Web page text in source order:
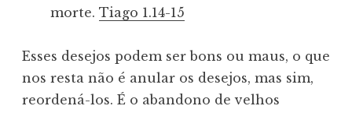
morte. Tiago 1.14-15
Esses desejos podem ser bons ou maus, o que
nos resta não é anular os desejos, mas sim,
reordená-los. É o abandono de velhos